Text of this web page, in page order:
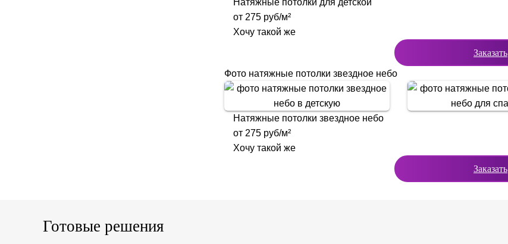
Натяжные потолки для детской
от 275 руб/м²
Хочу такой же
Заказать
Фото натяжные потолки звездное небо
Натяжные потолки звездное небо
от 275 руб/м²
Хочу такой же
Заказать
Готовые решения